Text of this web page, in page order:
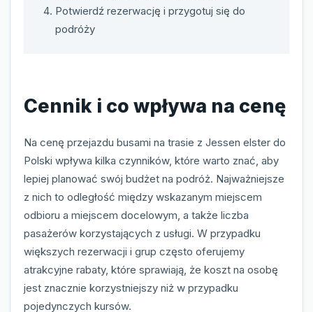
Potwierdź rezerwację i przygotuj się do
podróży
Cennik i co wpływa na cenę
Na cenę przejazdu busami na trasie z Jessen elster do
Polski wpływa kilka czynników, które warto znać, aby
lepiej planować swój budżet na podróż. Najważniejsze
z nich to odległość między wskazanym miejscem
odbioru a miejscem docelowym, a także liczba
pasażerów korzystających z usługi. W przypadku
większych rezerwacji i grup często oferujemy
atrakcyjne rabaty, które sprawiają, że koszt na osobę
jest znacznie korzystniejszy niż w przypadku
pojedynczych kursów.